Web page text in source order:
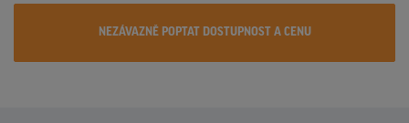
NEZÁVAZNĚ POPTAT DOSTUPNOST A CENU